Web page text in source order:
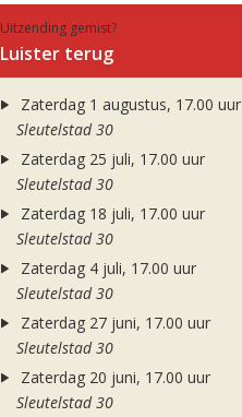
Uitzending gemist?
Luister terug
Zaterdag 1 augustus, 17.00 uur
Sleutelstad 30
Zaterdag 25 juli, 17.00 uur
Sleutelstad 30
Zaterdag 18 juli, 17.00 uur
Sleutelstad 30
Zaterdag 4 juli, 17.00 uur
Sleutelstad 30
Zaterdag 27 juni, 17.00 uur
Sleutelstad 30
Zaterdag 20 juni, 17.00 uur
Sleutelstad 30